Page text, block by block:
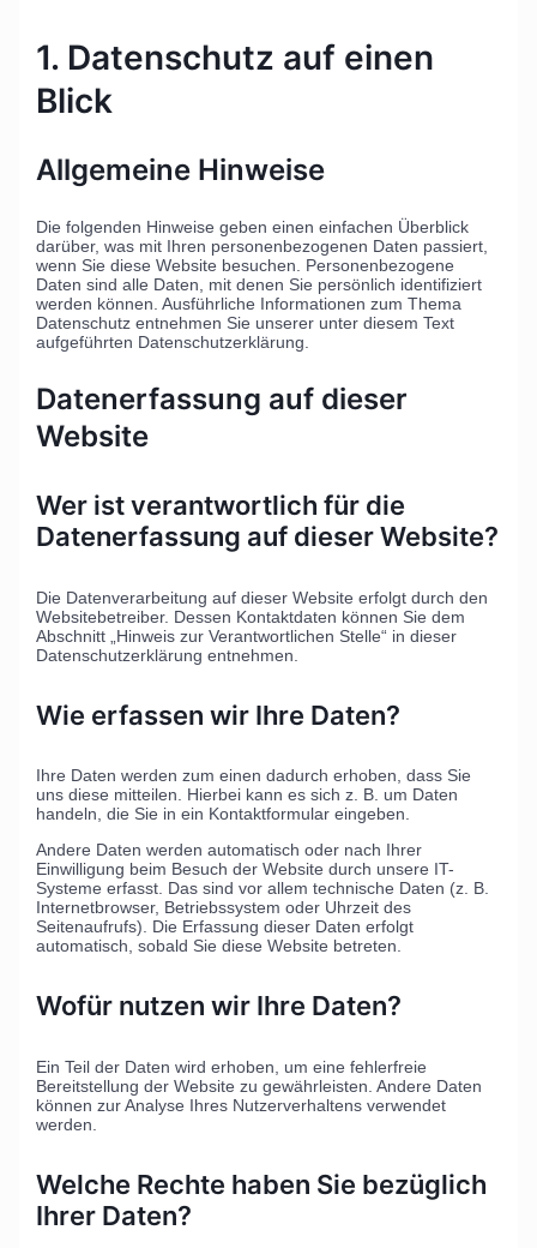
1. Datenschutz auf einen
Blick
Allgemeine Hinweise
Die folgenden Hinweise geben einen einfachen Überblick
darüber, was mit Ihren personenbezogenen Daten passiert,
wenn Sie diese Website besuchen. Personenbezogene
Daten sind alle Daten, mit denen Sie persönlich identifiziert
werden können. Ausführliche Informationen zum Thema
Datenschutz entnehmen Sie unserer unter diesem Text
aufgeführten Datenschutzerklärung.
Datenerfassung auf dieser
Website
Wer ist verantwortlich für die
Datenerfassung auf dieser Website?
Die Datenverarbeitung auf dieser Website erfolgt durch den
Websitebetreiber. Dessen Kontaktdaten können Sie dem
Abschnitt „Hinweis zur Verantwortlichen Stelle“ in dieser
Datenschutzerklärung entnehmen.
Wie erfassen wir Ihre Daten?
Ihre Daten werden zum einen dadurch erhoben, dass Sie
uns diese mitteilen. Hierbei kann es sich z. B. um Daten
handeln, die Sie in ein Kontaktformular eingeben.
Andere Daten werden automatisch oder nach Ihrer
Einwilligung beim Besuch der Website durch unsere IT-
Systeme erfasst. Das sind vor allem technische Daten (z. B.
Internetbrowser, Betriebssystem oder Uhrzeit des
Seitenaufrufs). Die Erfassung dieser Daten erfolgt
automatisch, sobald Sie diese Website betreten.
Wofür nutzen wir Ihre Daten?
Ein Teil der Daten wird erhoben, um eine fehlerfreie
Bereitstellung der Website zu gewährleisten. Andere Daten
können zur Analyse Ihres Nutzerverhaltens verwendet
werden.
Welche Rechte haben Sie bezüglich
Ihrer Daten?